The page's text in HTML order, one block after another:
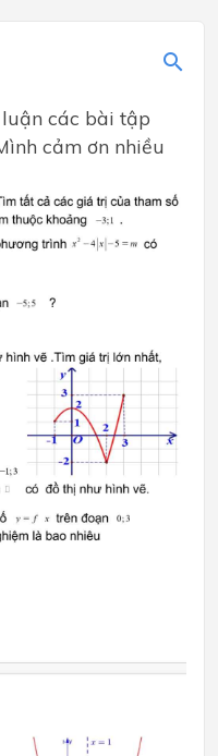
các bài tập
cảm ơn nhiều